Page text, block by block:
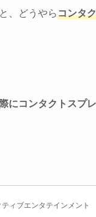
、どうやらコンタ
にコンタクトスプ
ィブエンタテインメント